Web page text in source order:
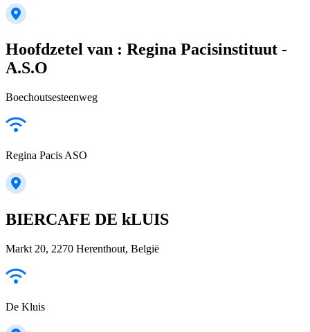
Hoofdzetel van : Regina Pacisinstituut -
A.S.O
Boechoutsesteenweg
Regina Pacis ASO
BIERCAFE DE kLUIS
Markt 20, 2270 Herenthout, België
De Kluis